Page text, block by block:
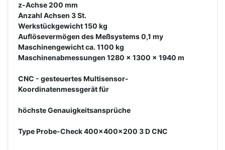
z-Achse 200 mm
Anzahl Achsen 3 St.
Werkstückgewicht 150 kg
Auflösevermögen des Meßsystems 0,1 my
Maschinengewicht ca. 1100 kg
Maschinenabmessungen 1280 x 1300 x 1940 m
CNC - gesteuertes Multisensor-
Koordinatenmessgerät für
höchste Genauigkeitsansprüche
Type Probe-Check 400x400x200 3 D CNC